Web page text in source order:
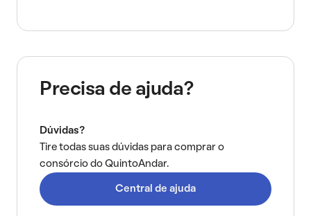
Precisa de ajuda?
Dúvidas?
Tire todas suas dúvidas para comprar o
consórcio do QuintoAndar.
Central de ajuda